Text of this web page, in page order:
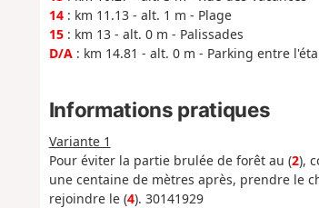
14: km 11.13 - alt. 1 m - Plage
15: km 13 - alt. 0 m - Palissades
D/A: km 14.81 - alt. 0 m - Parking entre
Informations pratiques
Variante 1
Pour éviter la partie brulée de forêt au (2),
une centaine de mètres après, prendre le
rejoindre le (4). 30141929